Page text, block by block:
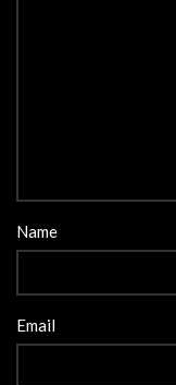
Name
Email